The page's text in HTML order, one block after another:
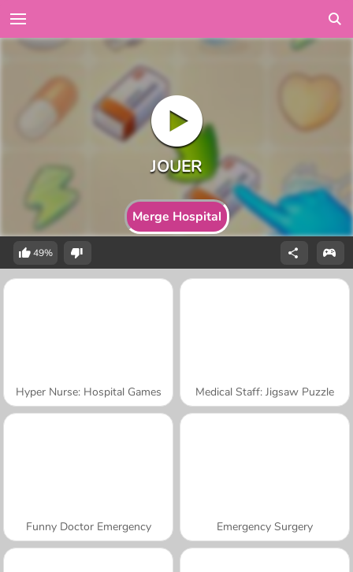
Merge Hospital
49%
Hyper Nurse: Hospital Games Medical Staff: Jigsaw Puzzle
Funny Doctor Emergency Emergency Surgery